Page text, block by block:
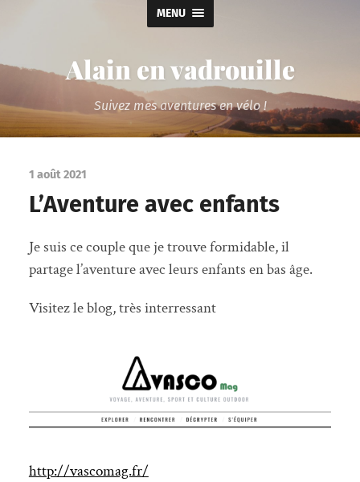
MENU
Alain en vadrouille
Suivez mes aventures en vélo !
1 août 2021
L’Aventure avec enfants
Je suis ce couple que je trouve formidable, il
partage l’aventure avec leurs enfants en bas âge.
Visitez le blog, très interressant
http://vascomag.fr/